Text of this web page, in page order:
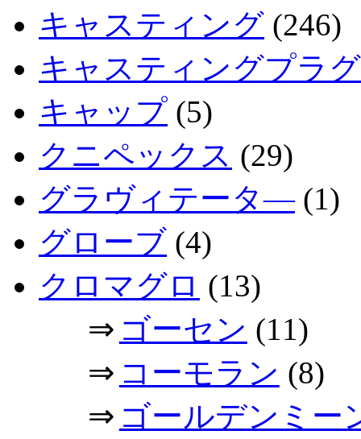
キャスティング (246)
キャスティングプラ
キャップ (5)
クニペックス (29)
グラヴィテータ―(1)
グローブ (4)
クロマグロ (13)
⇒ ゴーセン (11)
⇒ コーモラン (8)
⇒ ゴールデンミー